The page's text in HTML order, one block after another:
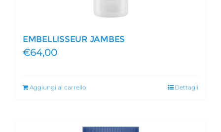
EMBELLISSEUR JAMBES
€64,00
Aggiungi al carrello Dettagli